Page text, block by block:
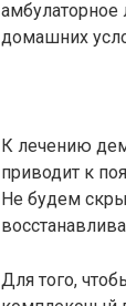
амбулаторное
домашних
К лечению
приводит к
Не будем
Для того,